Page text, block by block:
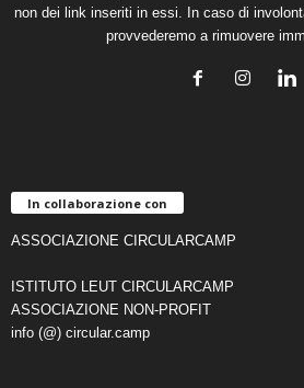
non dei link inseriti in essi. In caso di
provvederemo a rimuovere
In collaborazione con
ASSOCIAZIONE CIRCULARCAMP
ISTITUTO LEUT CIRCULARCAMP
ASSOCIAZIONE NON-PROFIT
info (@) circular.camp